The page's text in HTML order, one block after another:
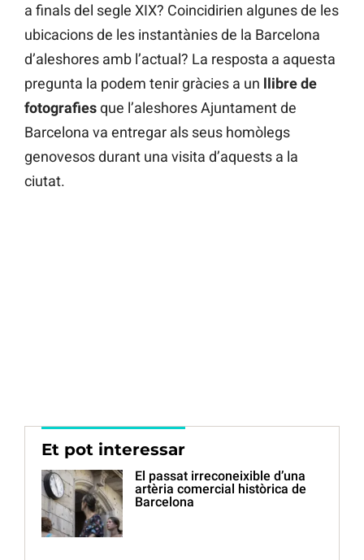
a finals del segle XIX? Coincidirien algunes de les
ubicacions de les instantànies de la Barcelona
d’aleshores amb l’actual? La resposta a aquesta
pregunta la podem tenir gràcies a un llibre de
fotografiesque l’aleshores Ajuntament de
Barcelona va entregar als seus homòlegs
genovesos durant una visita d’aquests a la
ciutat.
Et pot interessar
El passat irreconeixible d’una
artèria comercial històrica de
Barcelona